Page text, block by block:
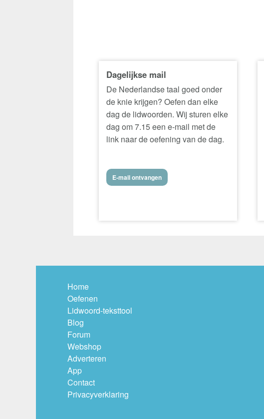
Dagelijkse mail
De Nederlandse taal goed onder
de knie krijgen? Oefen dan elke
dag de lidwoorden. Wij sturen elke
dag om 7.15 een e-mail met de
link naar de oefening van de dag.
E-mail ontvangen
Home
Oefenen
Lidwoord-teksttool
Blog
Forum
Webshop
Adverteren
App
Contact
Privacyverklaring